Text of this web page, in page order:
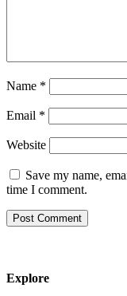
Name *
Email *
Website
Save my name,
time I comment.
Explore